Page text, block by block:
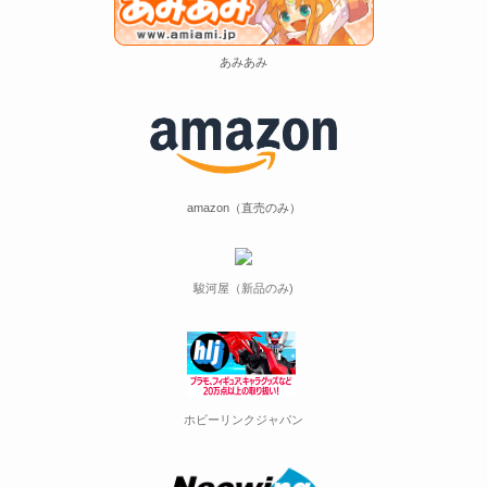
あみあみ
amazon（直売のみ）
駿河屋（新品のみ)
ホビーリンクジャパン